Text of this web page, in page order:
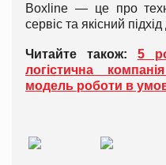
Boxline — це про
сервіс та якісний
Читайте також: 5
логістична
модель роботи в